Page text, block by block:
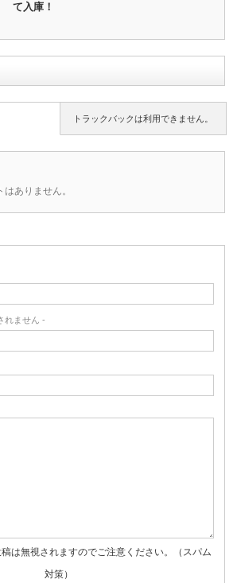
て入庫！
トラックバックは利用できません。
ありません。
れません -
は無視されますのでご注意ください。（スパム
対策）